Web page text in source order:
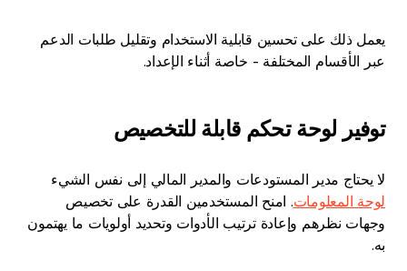
يعمل ذلك على تحسين قابلية الاستخدام وتقليل طلبات الدعم
عبر الأقسام المختلفة - خاصة أثناء الإعداد.
توفير لوحة تحكم قابلة للتخصيص
لا يحتاج مدير المستودعات والمدير المالي إلى نفس الشيء
لوحة المعلومات. امنح المستخدمين القدرة على تخصيص
وجهات نظرهم وإعادة ترتيب الأدوات وتحديد أولويات ما يهتمون
به.